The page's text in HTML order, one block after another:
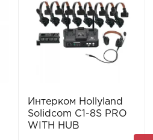
Интерком Hollyland
Solidcom C1-8S PRO
WITH HUB